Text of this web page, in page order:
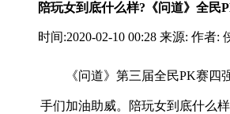
陪玩女到底什么样?《问道》全民
时间:2020-02-10 00:28 来源: 作者:
《问道》第三届全民PK赛
手们加油助威。陪玩女到底什么样